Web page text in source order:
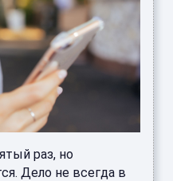
раз, но
Дело не всегда в